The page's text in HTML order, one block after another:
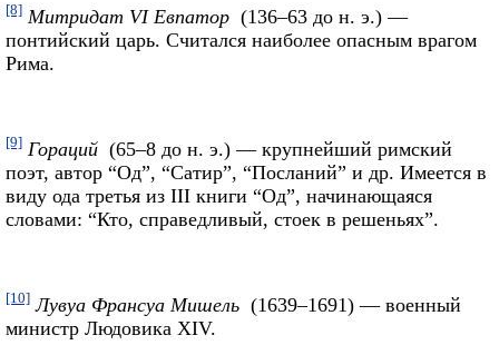
[8] Митридат VI Евпатор (136–63 до н. э.) —
понтийский царь. Считался наиболее опасным врагом
Рима.
[9] Гораций (65–8 до н. э.) — крупнейший римский
поэт, автор “Од”, “Сатир”, “Посланий” и др. Имеется в
виду ода третья из III книги “Од”, начинающаяся
словами: “Кто, справедливый, стоек в решеньях”.
[10] Лувуа Франсуа Мишель (1639–1691) — военный
министр Людовика XIV.